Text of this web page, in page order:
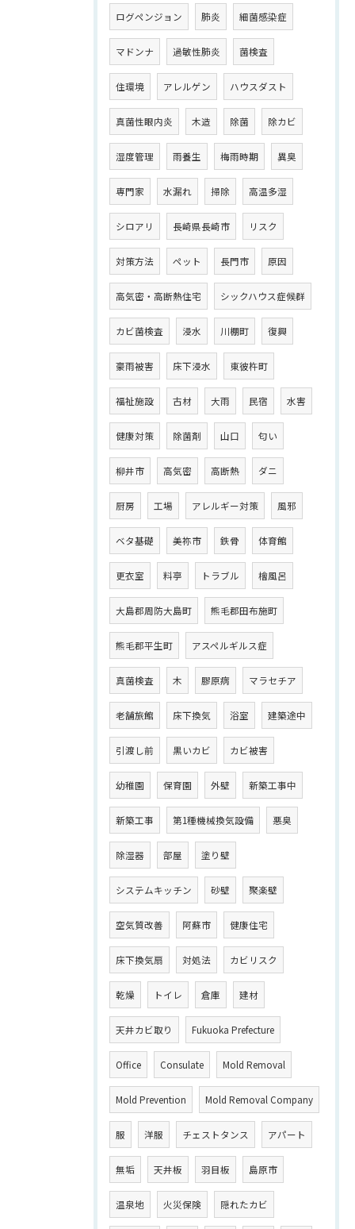
ログペンジョン 肺炎 細菌感染症
マドンナ 過敏性肺炎 菌検査
住環境 アレルゲン ハウスダスト
真菌性眼内炎 木造 除菌 除カビ
湿度管理 雨養生 梅雨時期 異臭
専門家 水漏れ 掃除 高温多湿
シロアリ 長崎県長崎市 リスク
対策方法 ペット 長門市 原因
高気密・高断熱住宅 シックハウス症候群
カビ菌検査 浸水 川棚町 復興
豪雨被害 床下浸水 東彼杵町
福祉施設 古材 大雨 民宿 水害
健康対策 除菌剤 山口 匂い
柳井市 高気密 高断熱 ダニ
厨房 工場 アレルギー対策 風邪
ベタ基礎 美祢市 鉄骨 体育館
更衣室 料亭 トラブル 檜風呂
大島郡周防大島町 熊毛郡田布施町
熊毛郡平生町 アスペルギルス症
真菌検査 木 膠原病 マラセチア
老舗旅館 床下換気 浴室 建築途中
引渡し前 黒いカビ カビ被害
幼稚園 保育園 外壁 新築工事中
新築工事 第1種機械換気設備 悪臭
除湿器 部屋 塗り壁
システムキッチン 砂壁 聚楽壁
空気質改善 阿蘇市 健康住宅
床下換気扇 対処法 カビリスク
乾燥 トイレ 倉庫 建材
天井カビ取り Fukuoka Prefecture
Office Consulate Mold Removal
Mold Prevention Mold Removal Company
服 洋服 チェストタンス アパート
無垢 天井板 羽目板 島原市
温泉地 火災保険 隠れたカビ